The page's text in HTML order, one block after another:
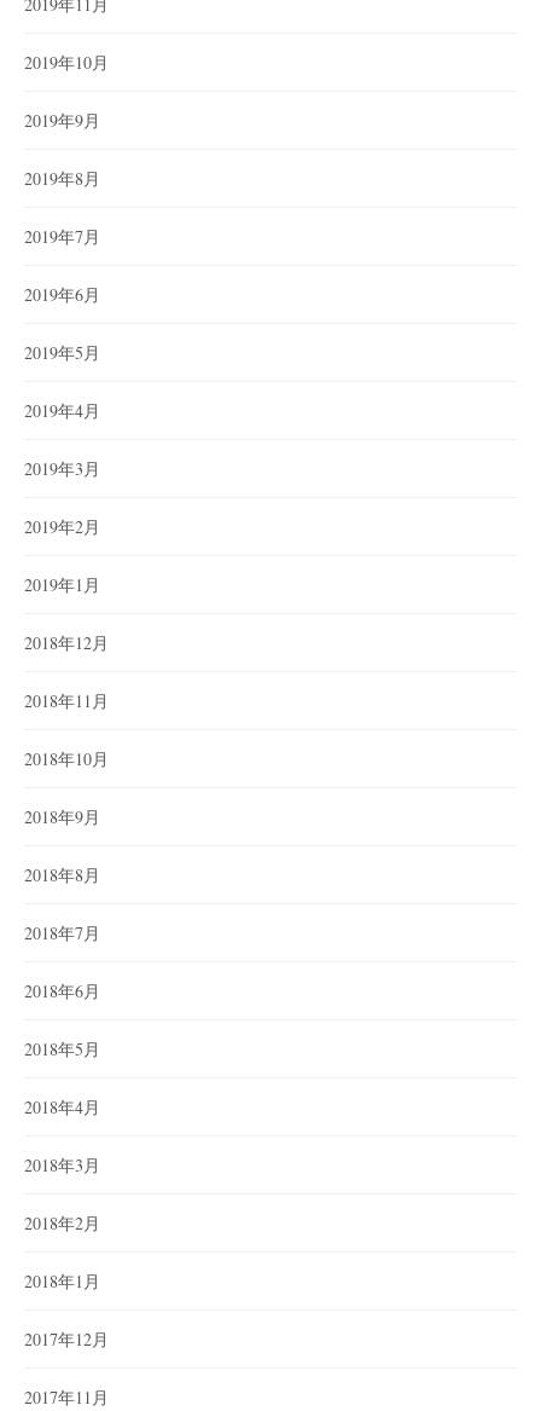
2019年11月
2019年10月
2019年9月
2019年8月
2019年7月
2019年6月
2019年5月
2019年4月
2019年3月
2019年2月
2019年1月
2018年12月
2018年11月
2018年10月
2018年9月
2018年8月
2018年7月
2018年6月
2018年5月
2018年4月
2018年3月
2018年2月
2018年1月
2017年12月
2017年11月